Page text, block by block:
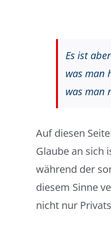
Es ist
was man
was man
Auf diesen
Glaube an sich
während der
diesem Sinne
nicht nur